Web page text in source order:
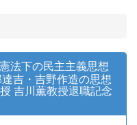
法下の民主主義思想
吉・吉野作造の思想
吉川薫教授退職記念